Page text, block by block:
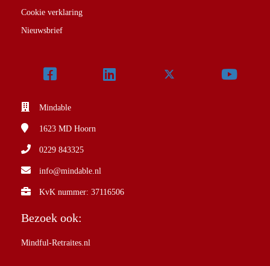
Cookie verklaring
Nieuwsbrief
Mindable
1623 MD Hoorn
0229 843325
info@mindable.nl
KvK nummer: 37116506
Bezoek ook:
Mindful-Retraites.nl